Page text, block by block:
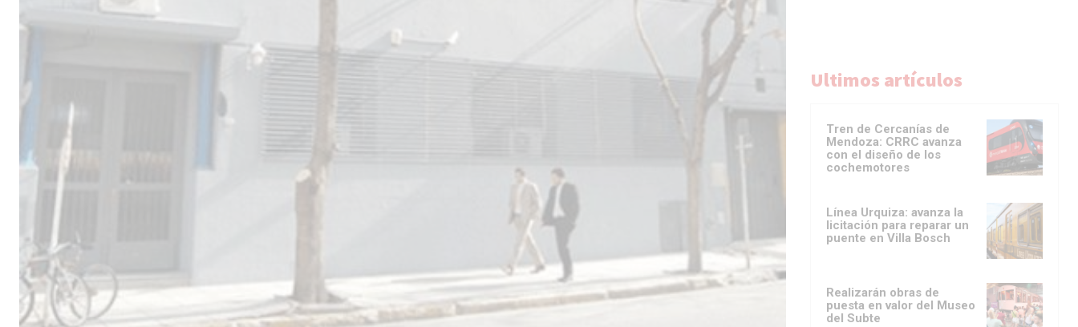
Ultimos artículos
Tren de Cercanías de
Mendoza: CRRC avanza
con el diseño de los
cochemotores
Línea Urquiza: avanza la
licitación para reparar un
puente en Villa Bosch
Realizarán obras de
puesta en valor del Museo
del Subte